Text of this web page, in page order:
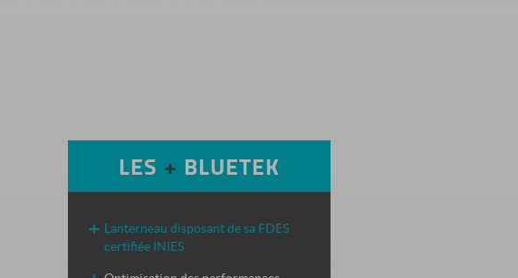
LES + BLUETEK
Lanterneau disposantde sa FDES
certifiée INIES